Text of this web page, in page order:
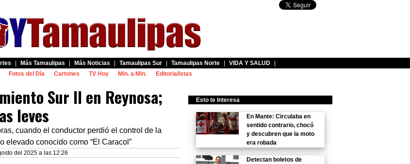
Más Tamaulipas Más Noticias Tamaulipas Sur Tamaulipas Norte VIDA Y SALUD
Fotos del Día Cartones TV Hoy Min. a Min. Editorialistas
Sur II en Reynosa;
leves
cuando el conductor perdió el control de la
elevado conocido como “El Caracol”
del 2025 a las 12:26
Esto te Interesa
En Mante: Circulaba en
sentido contrario, chocó
y descubren que la moto
era robada
Detectan boletos de